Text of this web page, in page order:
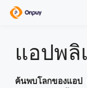
Skip
แอปพลิ
ค้นพบโลกของแอป